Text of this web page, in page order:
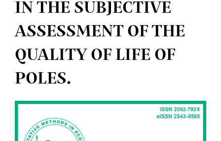
IN THE SUBJECTIVE
ASSESSMENT OF THE
QUALITY OF LIFE OF
POLES.
Sidebar